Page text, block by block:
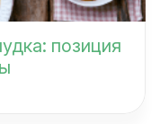
позиция